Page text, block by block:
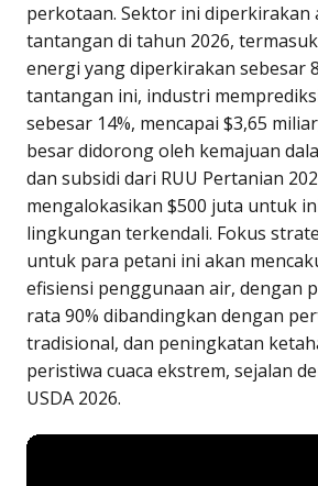
perkotaan. Sektor ini diperkirakan
tantangan di tahun 2026,
energi yang diperkirakan sebesar
tantangan ini, industri
sebesar 14%, mencapai $3,65
besar didorong oleh kemajuan
dan subsidi dari RUU Pertanian
mengalokasikan $500 juta untuk
lingkungan terkendali. Fokus
untuk para petani ini akan
efisiensi penggunaan air, dengan
rata 90% dibandingkan dengan
tradisional, dan peningkatan
peristiwa cuaca ekstrem, sejalan
USDA 2026.